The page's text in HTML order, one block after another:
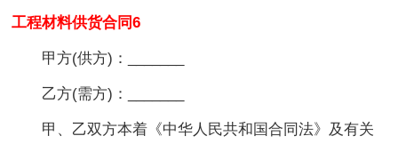
工程材料供货合同6
甲方(供方)：_______
乙方(需方)：_______
甲、乙双方本着《中华人民共和国合同法》及有关